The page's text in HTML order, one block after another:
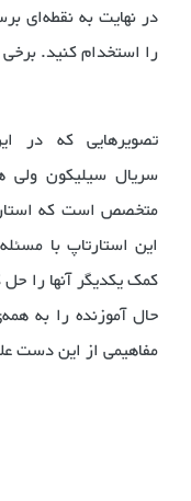
در نهایت به نقطه‌ای
را استخدام کنید.
تصویرهایی که در
سریال سیلیکون ولی
متخصص است که
این استارتاپ با
کمک یکدیگر آنها را
حال آموزنده را به
مفاهیمی از این دست